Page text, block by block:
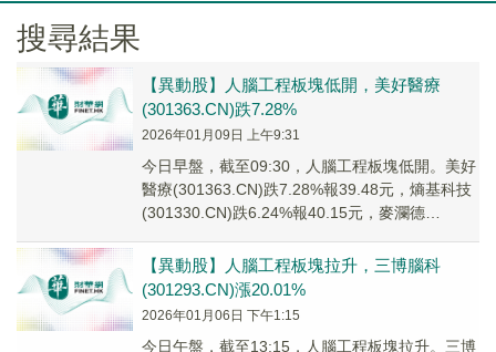
搜尋結果
【異動股】人腦工程板塊低開，美好醫療
(301363.CN)跌7.28%
2026年01月09日 上午9:31
今日早盤，截至09:30，人腦工程板塊低開。美好
醫療(301363.CN)跌7.28%報39.48元，熵基科技
(301330.CN)跌6.24%報40.15元，麥瀾德
【異動股】人腦工程板塊拉升，三博腦科
(301293.CN)漲20.01%
2026年01月06日 下午1:15
今日午盤，截至13:15，人腦工程板塊拉升。三博